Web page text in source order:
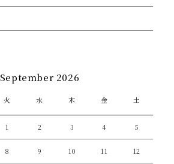
September 2026
火 水 木 金 土
1 2 3 4 5
8 9 10 11 12